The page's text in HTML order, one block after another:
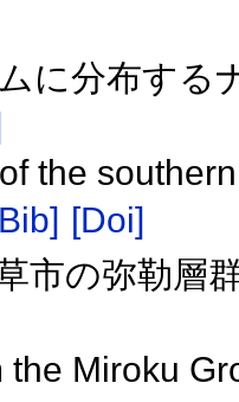
に分布する
the
[Doi]
市の弥勒層
the Miroku